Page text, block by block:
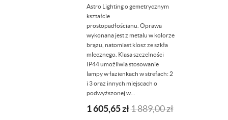
Astro Lighting o gemetrycznym
kształcie
prostopadłościanu. Oprawa
wykonana jest z metalu w kolorze
brązu, natomiast klosz ze szkła
mlecznego. Klasa szczelności
IP44 umożliwia stosowanie
lampy w łazienkach w strefach: 2
i 3 oraz innych miejscach o
podwyższonej w...
1 605,65zł1 889,00zł